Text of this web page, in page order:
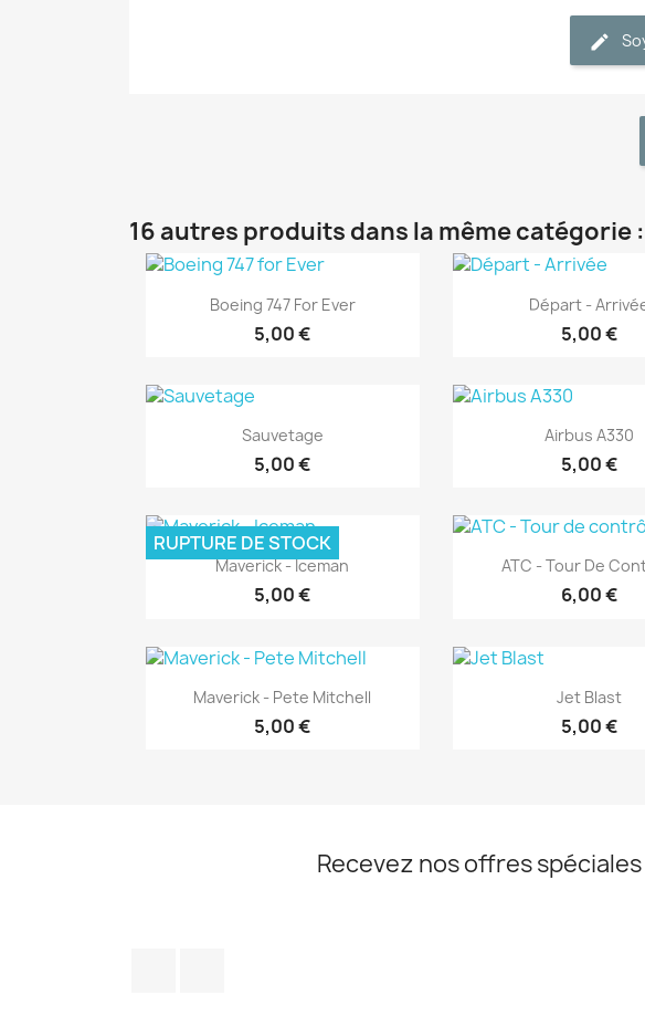
16 autres produits dans la même catégorie :
Aperçu rapide
Boeing 747 For Ever
5,00 €
Aperçu
Départ -
5,00 €
Aperçu rapide
Sauvetage
5,00 €
Aperçu
Airbus A330
5,00 €
Aperçu rapide
Maverick - Iceman
5,00 €
RUPTURE DE STOCK
Aperçu
ATC - Tour De
6,00 €
Aperçu rapide
Maverick - Pete Mitchell
5,00 €
Aperçu
Jet Blast
5,00 €
Recevez nos offres spéciales